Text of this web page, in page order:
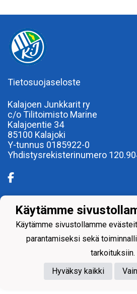
Tietosuojaseloste
Kalajoen Junkkarit ry
c/o Tilitoimisto Marine
Kalajoentie 34
85100 Kalajoki
Y-tunnus 0185922-0
Yhdistysrekisterinumero
Powered by
Käytämme
Käytämme sivustollamme
parantamiseksi sekä
tarkoituksiin.
Hyväksy kaikki